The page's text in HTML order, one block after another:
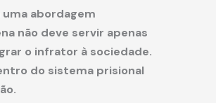
abordagem
não deve servir apenas
o infrator à sociedade.
do sistema prisional